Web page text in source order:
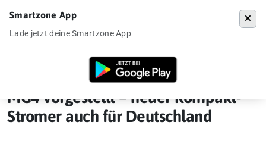
Elektroautos MG4 vorgestellt – neuer Kompakt-Stromer
MG4 vorgestellt – neuer Kompakt-
Stromer auch für Deutschland
Smartzone App
Lade jetzt deine Smartzone App